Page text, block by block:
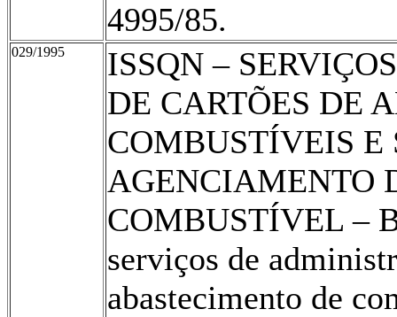
4995/85.
029/1995
ISSQN –
DE CARTÕES DE
COMBUSTÍVEIS E
AGENCIAMENTO
COMBUSTÍVEL –
serviços de
abastecimento de